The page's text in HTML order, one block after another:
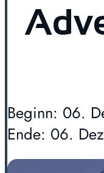
Beginn: 06.
Ende: 06.